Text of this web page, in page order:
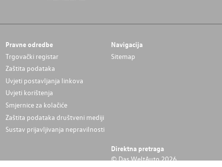
Pravne odredbe
Trgovački registar
Zaštita podataka
Uvjeti postavljanja linkova
Uvjeti korištenja
Smjernice za kolačiće
Zaštita podataka društveni mediji
Sustav prijavljivanja nepravilnosti
Navigacija
Sitemap
Direktna pretraga
© Das WeltAuto 2026